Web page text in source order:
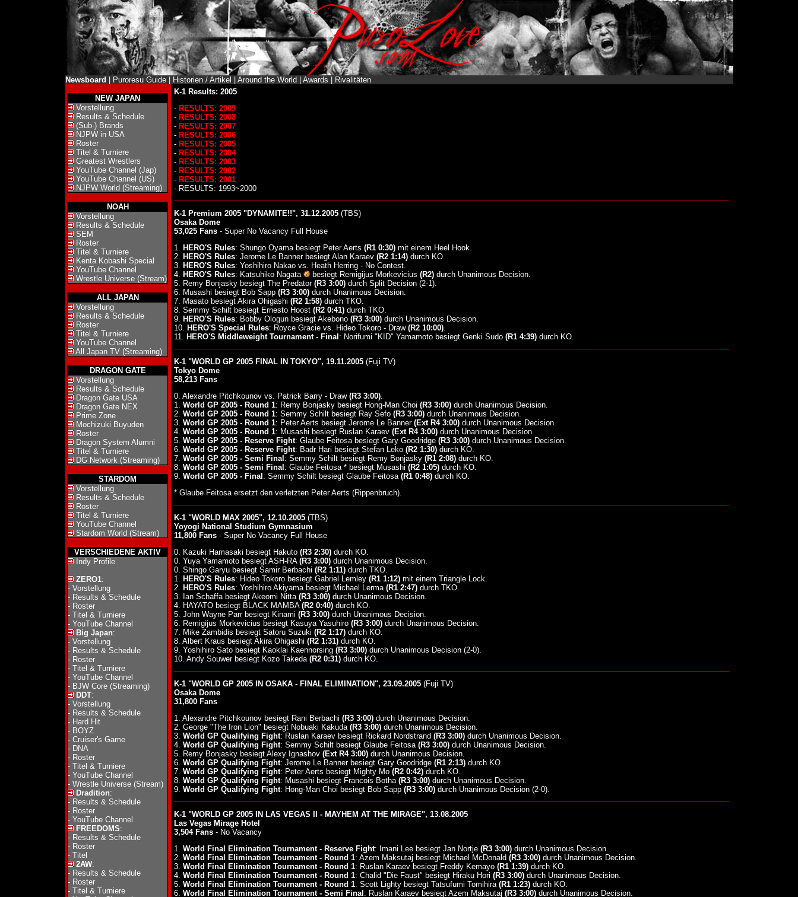
Newsboard Puroresu Guide| Historien / Artikel Around the World Awards Rivalitäten
NEW JAPAN
Vorstellung
Results & Schedule
(Sub-) Brands
NJPW in USA
Roster
Titel & Turniere
Greatest Wrestlers
YouTube Channel (Jap)
YouTube Channel (US)
NJPW World (Streaming)
NOAH
Vorstellung
Results & Schedule
SEM
Roster
Titel & Turniere
Kenta Kobashi Special
YouTube Channel
Wrestle Universe (Stream)
ALL JAPAN
Vorstellung
Results & Schedule
Roster
Titel & Turniere
YouTube Channel
All Japan TV (Streaming)
DRAGON GATE
Vorstellung
Results & Schedule
Dragon Gate USA
Dragon Gate NEX
Prime Zone
Mochizuki Buyuden
Roster
Dragon System Alumni
Titel & Turniere
DG Network (Streaming)
STARDOM
Vorstellung
Results & Schedule
Roster
Titel & Turniere
YouTube Channel
Stardom World (Stream)
VERSCHIEDENE AKTIV
Indy Profile
ZERO1:
- Vorstellung
- Results & Schedule
- Roster
- Titel & Turniere
- YouTube Channel
Big Japan:
- Vorstellung
- Results & Schedule
- Roster
- Titel & Turniere
- YouTube Channel
- BJW Core (Streaming)
DDT:
- Vorstellung
- Results & Schedule
- Hard Hit
- BOYZ
- Cruiser's Game
- DNA
- Roster
- Titel & Turniere
- YouTube Channel
- Wrestle Universe (Stream)
Dradition:
- Results & Schedule
- Roster
- YouTube Channel
FREEDOMS:
- Results & Schedule
- Roster
- Titel
2AW:
- Results & Schedule
- Roster
- Titel & Turniere
K-1 Results: 2005
- RESULTS: 2009
- RESULTS: 2008
- RESULTS: 2007
- RESULTS: 2006
- RESULTS: 2005
- RESULTS: 2004
- RESULTS: 2003
- RESULTS: 2002
- RESULTS: 2001
- RESULTS: 1993~2000
K-1 Premium 2005 "DYNAMITE!!", 31.12.2005(TBS)
Osaka Dome
53,025 Fans- Super No Vacancy Full House
1. HERO'S Rules: Shungo Oyama besiegt Peter Aerts (R1 0:30)mit einem Heel Hook.
2. HERO'S Rules: Jerome Le Banner besiegt Alan Karaev (R2 1:14)durch KO.
3. HERO'S Rules: Yoshihiro Nakao vs. Heath Herring - No Contest.
4. HERO'S Rules: Katsuhiko Nagata besiegt Remigijus Morkevicius (R2)durch Unanimous Decision.
5. Remy Bonjasky besiegt The Predator (R3 3:00)durch Split Decision (2-1).
6. Musashi besiegt Bob Sapp (R3 3:00)durch Unanimous Decision.
7. Masato besiegt Akira Ohigashi (R2 1:58)durch TKO.
8. Semmy Schilt besiegt Ernesto Hoost (R2 0:41)durch TKO.
9. HERO'S Rules: Bobby Ologun besiegt Akebono (R3 3:00)durch Unanimous Decision.
10. HERO'S Special Rules: Royce Gracie vs. Hideo Tokoro - Draw (R2 10:00).
11. HERO'S Middleweight Tournament - Final : Norifumi "KID" Yamamoto besiegt Genki Sudo (R1 4:39)durch KO.
K-1 "WORLD GP 2005 FINAL IN TOKYO", 19.11.2005(Fuji TV)
Tokyo Dome
58,213 Fans
0. Alexandre Pitchkounov vs. Patrick Barry - Draw (R3 3:00).
1. World GP 2005 - Round 1: Remy Bonjasky besiegt Hong-Man Choi (R3 3:00)durch Unanimous Decision.
2. World GP 2005 - Round 1: Semmy Schilt besiegt Ray Sefo (R3 3:00)durch Unanimous Decision.
3. World GP 2005 - Round 1: Peter Aerts besiegt Jerome Le Banner (Ext R4 3:00)durch Unanimous Decision.
4. World GP 2005 - Round 1: Musashi besiegt Ruslan Karaev (Ext R4 3:00)durch Unanimous Decision.
5. World GP 2005 - Reserve Fight: Glaube Feitosa besiegt Gary Goodridge (R3 3:00)durch Unanimous Decision.
6. World GP 2005 - Reserve Fight: Badr Hari besiegt Stefan Leko (R2 1:30)durch KO.
7. World GP 2005 - Semi Final : Semmy Schilt besiegt Remy Bonjasky (R1 2:08)durch KO.
8. World GP 2005 - Semi Final : Glaube Feitosa * besiegt Musashi (R2 1:05)durch KO.
9. World GP 2005 - Final : Semmy Schilt besiegt Glaube Feitosa (R1 0:48)durch KO.
* Glaube Feitosa ersetzt den verletzten Peter Aerts (Rippenbruch).
K-1 "WORLD MAX 2005", 12.10.2005(TBS)
Yoyogi National Studium Gymnasium
11,800 Fans- Super No Vacancy Full House
0. Kazuki Hamasaki besiegt Hakuto (R3 2:30)durch KO.
0. Yuya Yamamoto besiegt ASH-RA (R3 3:00)durch Unanimous Decision.
0. Shingo Garyu besiegt Samir Berbachi (R2 1:11)durch TKO.
1. HERO'S Rules: Hideo Tokoro besiegt Gabriel Lemley (R1 1:12)mit einem Triangle Lock.
2. HERO'S Rules: Yoshihiro Akiyama besiegt Michael Lerma (R1 2:47)durch TKO.
3. Ian Schaffa besiegt Akeomi Nitta (R3 3:00)durch Unanimous Decision.
4. HAYATO besiegt BLACK MAMBA (R2 0:40)durch KO.
5. John Wayne Parr besiegt Kinami (R3 3:00)durch Unanimous Decision.
6. Remigijus Morkevicius besiegt Kasuya Yasuhiro (R3 3:00)durch Unanimous Decision.
7. Mike Zambidis besiegt Satoru Suzuki (R2 1:17)durch KO.
8. Albert Kraus besiegt Akira Ohigashi (R2 1:31)durch KO.
9. Yoshihiro Sato besiegt Kaoklai Kaennorsing (R3 3:00)durch Unanimous Decision (2-0).
10. Andy Souwer besiegt Kozo Takeda (R2 0:31)durch KO.
K-1 "WORLD GP 2005 IN OSAKA - FINAL ELIMINATION", 23.09.2005(Fuji TV)
Osaka Dome
31,800 Fans
1. Alexandre Pitchkounov besiegt Rani Berbachi (R3 3:00)durch Unanimous Decision.
2. George "The Iron Lion" besiegt Nobuaki Kakuda (R3 3:00)durch Unanimous Decision.
3. World GP Qualifying Fight: Ruslan Karaev besiegt Rickard Nordstrand (R3 3:00)durch Unanimous Decision.
4. World GP Qualifying Fight: Semmy Schilt besiegt Glaube Feitosa (R3 3:00)durch Unanimous Decision.
5. Remy Bonjasky besiegt Alexy Ignashov (Ext R4 3:00)durch Unanimous Decision.
6. World GP Qualifying Fight: Jerome Le Banner besiegt Gary Goodridge (R1 2:13)durch KO.
7. World GP Qualifying Fight: Peter Aerts besiegt Mighty Mo (R2 0:42)durch KO.
8. World GP Qualifying Fight: Musashi besiegt Francois Botha (R3 3:00)durch Unanimous Decision.
9. World GP Qualifying Fight: Hong-Man Choi besiegt Bob Sapp (R3 3:00)durch Unanimous Decision (2-0).
K-1 "WORLD GP 2005 IN LAS VEGAS II - MAYHEM AT THE MIRAGE", 13.08.2005
Las Vegas Mirage Hotel
3,504 Fans- No Vacancy
1. World Final Elimination Tournament - Reserve Fight: Imani Lee besiegt Jan Nortje (R3 3:00)durch Unanimous Decision.
2. World Final Elimination Tournament - Round 1: Azem Maksutaj besiegt Michael McDonald (R3 3:00)durch Unanimous Decision.
3. World Final Elimination Tournament - Round 1: Ruslan Karaev besiegt Freddy Kemayo (R1 1:39)durch KO.
4. World Final Elimination Tournament - Round 1: Chalid "Die Faust" besiegt Hiraku Hori (R3 3:00)durch Unanimous Decision.
5. World Final Elimination Tournament - Round 1: Scott Lighty besiegt Tatsufumi Tomihira (R1 1:23)durch KO.
6. World Final Elimination Tournament - Semi Final : Ruslan Karaev besiegt Azem Maksutaj (R3 3:00)durch Unanimous Decision.